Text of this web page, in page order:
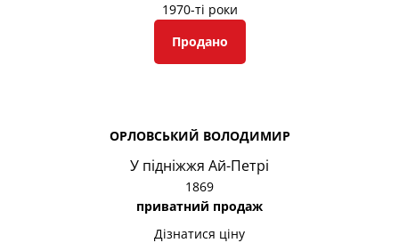
1970-ті роки
Продано
ОРЛОВСЬКИЙ ВОЛОДИМИР
У підніжжя Ай-Петрі
1869
приватний продаж
Дізнатися ціну